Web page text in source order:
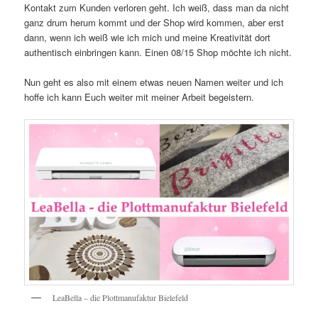
Kontakt zum Kunden verloren geht. Ich weiß, dass man da nicht
ganz drum herum kommt und der Shop wird kommen, aber erst
dann, wenn ich weiß wie ich mich und meine Kreativität dort
authentisch einbringen kann. Einen 08/15 Shop möchte ich nicht.
Nun geht es also mit einem etwas neuen Namen weiter und ich
hoffe ich kann Euch weiter mit meiner Arbeit begeistern.
LeaBella – die Plottmanufaktur Bielefeld